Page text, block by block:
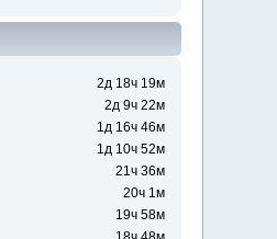
2д 18ч 19м
2д 9ч 22м
1д 16ч 46м
1д 10ч 52м
21ч 36м
20ч 1м
19ч 58м